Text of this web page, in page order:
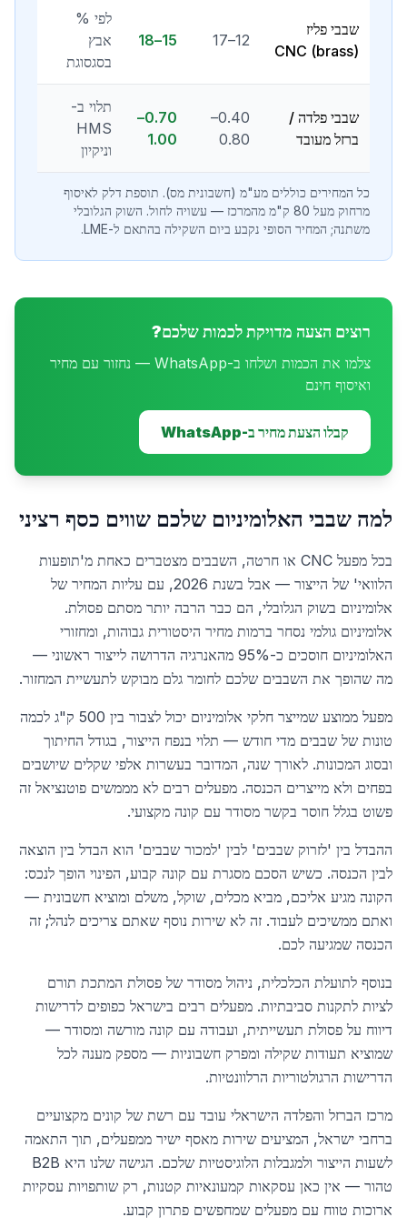
שבבי פליז
(brass) CNC
12–17
15–18
לפי %
אבץ
בסגסוגת
שבבי פלדה /
ברזל מעובד
0.40–
0.80
0.70–
1.00
תלוי ב-
HMS
וניקיון
כל המחירים כוללים מע"מ (חשבונית מס). תוספת דלק לאיסוף
מרחוק מעל 80 ק"מ מהמרכז — עשויה לחול. השוק הגלובלי
משתנה; המחיר הסופי נקבע ביום השקילה בהתאם ל-LME.
רוצים הצעה מדויקת לכמות שלכם?
צלמו את הכמות ושלחו ב-WhatsApp — נחזור עם מחיר
ואיסוף חינם
קבלו הצעת מחיר ב-WhatsApp
למה שבבי האלומיניום שלכם שווים כסף רציני
בכל מפעל CNC או חרטה, השבבים מצטברים כאחת מ'תופעות
הלוואי' של הייצור — אבל בשנת 2026, עם עליות המחיר של
אלומיניום בשוק הגלובלי, הם כבר הרבה יותר מסתם פסולת.
אלומיניום גולמי נסחר ברמות מחיר היסטורית גבוהות, ומחזורי
האלומיניום חוסכים כ-95% מהאנרגיה הדרושה לייצור ראשוני —
מה שהופך את השבבים שלכם לחומר גלם מבוקש לתעשיית המחזור.
מפעל ממוצע שמייצר חלקי אלומיניום יכול לצבור בין 500 ק"ג לכמה
טונות של שבבים מדי חודש — תלוי בנפח הייצור, בגודל החיתוך
ובסוג המכונות. לאורך שנה, המדובר בעשרות אלפי שקלים שיושבים
בפחים ולא מייצרים הכנסה. מפעלים רבים לא מממשים פוטנציאל זה
פשוט בגלל חוסר בקשר מסודר עם קונה מקצועי.
ההבדל בין 'לזרוק שבבים' לבין 'למכור שבבים' הוא הבדל בין הוצאה
לבין הכנסה. כשיש הסכם מסגרת עם קונה קבוע, הפינוי הופך לנכס:
הקונה מגיע אליכם, מביא מכלים, שוקל, משלם ומוציא חשבונית —
ואתם ממשיכים לעבוד. זה לא שירות נוסף שאתם צריכים לנהל; זה
הכנסה שמגיעה לכם.
בנוסף לתועלת הכלכלית, ניהול מסודר של פסולת המתכת תורם
לציות לתקנות סביבתיות. מפעלים רבים בישראל כפופים לדרישות
דיווח על פסולת תעשייתית, ועבודה עם קונה מורשה ומסודר —
שמוציא תעודות שקילה ומפרק חשבוניות — מספק מענה לכל
הדרישות הרגולטוריות הרלוונטיות.
מרכז הברזל והפלדה הישראלי עובד עם רשת של קונים מקצועיים
ברחבי ישראל, המציעים שירות מאסף ישיר ממפעלים, תוך התאמה
לשעות הייצור ולמגבלות הלוגיסטיות שלכם. הגישה שלנו היא B2B
טהור — אין כאן עסקאות קמעונאיות קטנות, רק שותפויות עסקיות
ארוכות טווח עם מפעלים שמחפשים פתרון קבוע.